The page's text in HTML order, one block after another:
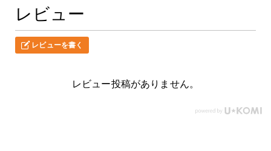
レビュー
レビューを書く
レビュー投稿がありません。